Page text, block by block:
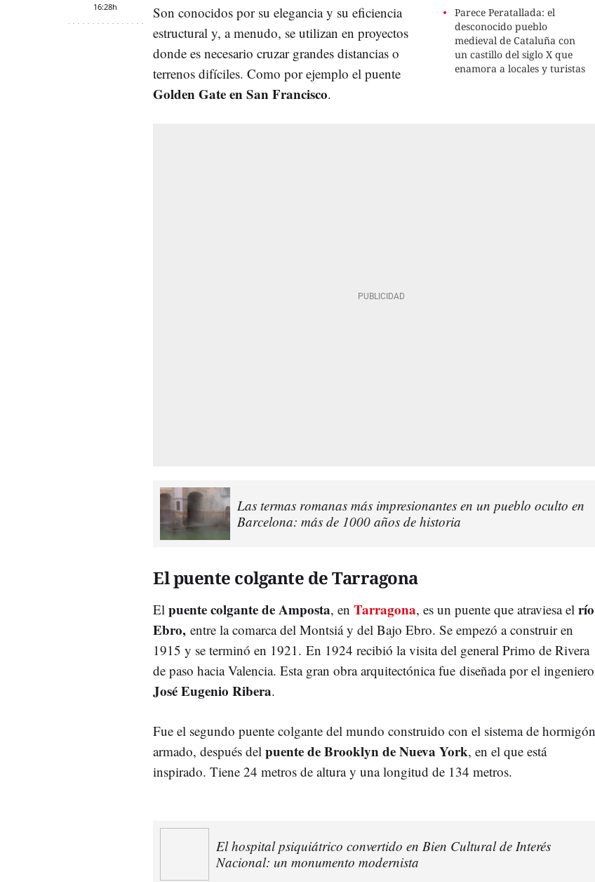
16:28h
Parece Peratallada: el
desconocido pueblo
medieval de Cataluña con
un castillo del siglo X que
enamora a locales y turistas
Son conocidos por su elegancia y su eficiencia
estructural y, a menudo, se utilizan en proyectos
donde es necesario cruzar grandes distancias o
terrenos difíciles. Como por ejemplo el puente
Golden Gate en San Francisco.
Las termas romanas más impresionantes en un pueblo oculto en
Barcelona: más de 1000 años de historia
El puente colgante de Tarragona
El puente colgante de Amposta, en Tarragona, es un puente que atraviesa el río
Ebro, entre la comarca del Montsiá y del Bajo Ebro. Se empezó a construir en
1915 y se terminó en 1921. En 1924 recibió la visita del general Primo de Rivera
de paso hacia Valencia. Esta gran obra arquitectónica fue diseñada por el ingeniero
José Eugenio Ribera​.
Fue el segundo puente colgante del mundo construido con el sistema de hormigón
armado, después del puente de Brooklyn de Nueva York, en el que está
inspirado. Tiene 24 metros de altura y una longitud de 134 metros.
El hospital psiquiátrico convertido en Bien Cultural de Interés
Nacional: un monumento modernista